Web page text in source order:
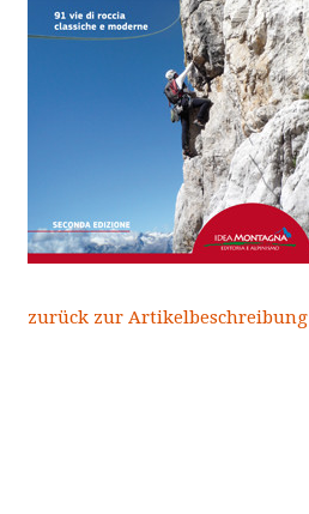
zurück zur Artikelbeschreibung